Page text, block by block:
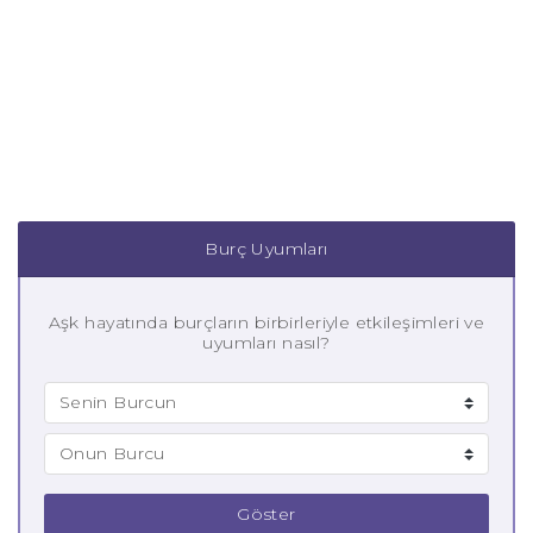
Burç Uyumları
Aşk hayatında burçların birbirleriyle etkileşimleri ve
uyumları nasıl?
Göster